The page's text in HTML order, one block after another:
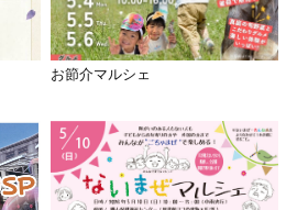
お節介マルシェ